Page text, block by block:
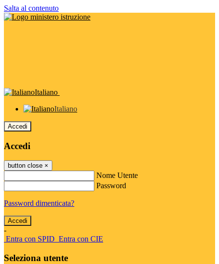
Salta al contenuto
Italiano
Italiano
Accedi
Accedi
button close ×
Nome Utente
Password
Password dimenticata?
-
Entra con SPID Entra con CIE
Seleziona utente